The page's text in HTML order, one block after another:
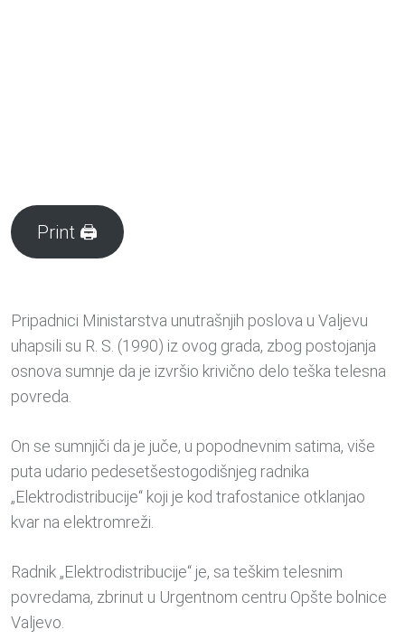
Print 🖨
Pripadnici Ministarstva unutrašnjih poslova u Valjevu
uhapsili su R. S. (1990) iz ovog grada, zbog postojanja
osnova sumnje da je izvršio krivično delo teška telesna
povreda.
On se sumnjiči da je juče, u popodnevnim satima, više
puta udario pedesetšestogodišnjeg radnika
„Elektrodistribucije“ koji je kod trafostanice otklanjao
kvar na elektromreži.
Radnik „Elektrodistribucije“ je, sa teškim telesnim
povredama, zbrinut u Urgentnom centru Opšte bolnice
Valjevo.